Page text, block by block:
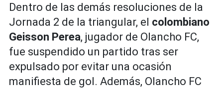
Dentro de las demás resoluciones de la
Jornada 2 de la triangular, el colombiano
Geisson Perea, jugador de Olancho FC,
fue suspendido un partido tras ser
expulsado por evitar una ocasión
manifiesta de gol. Además, Olancho FC